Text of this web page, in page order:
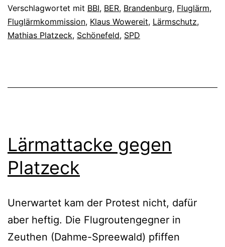
Verschlagwortet mit BBI, BER, Brandenburg, Fluglärm,
Fluglärmkommission, Klaus Wowereit, Lärmschutz,
Mathias Platzeck, Schönefeld, SPD
Lärmattacke gegen
Platzeck
Unerwartet kam der Protest nicht, dafür
aber heftig. Die Flugroutengegner in
Zeuthen (Dahme-Spreewald) pfiffen